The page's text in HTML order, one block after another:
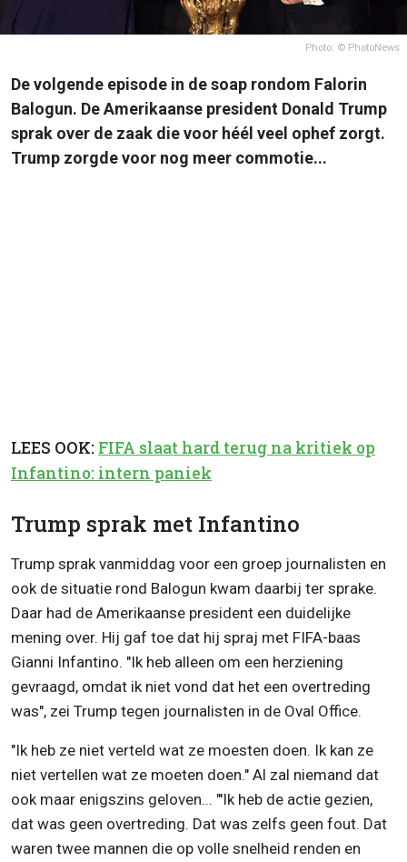
Photo: © PhotoNews
De volgende episode in de soap rondom Falorin
Balogun. De Amerikaanse president Donald Trump
sprak over de zaak die voor héél veel ophef zorgt.
Trump zorgde voor nog meer commotie...
LEES OOK: FIFA slaat hard terug na kritiek op
Infantino: intern paniek
Trump sprak met Infantino
Trump sprak vanmiddag voor een groep journalisten en
ook de situatie rond Balogun kwam daarbij ter sprake.
Daar had de Amerikaanse president een duidelijke
mening over. Hij gaf toe dat hij spraj met FIFA-baas
Gianni Infantino. "Ik heb alleen om een herziening
gevraagd, omdat ik niet vond dat het een overtreding
was", zei Trump tegen journalisten in de Oval Office.
"Ik heb ze niet verteld wat ze moesten doen. Ik kan ze
niet vertellen wat ze moeten doen." Al zal niemand dat
ook maar enigszins geloven... "'Ik heb de actie gezien,
dat was geen overtreding. Dat was zelfs geen fout. Dat
waren twee mannen die op volle snelheid renden en